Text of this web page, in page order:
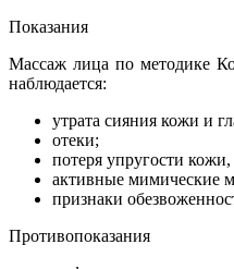
Показания
Массаж лица по методике
наблюдается:
утрата сияния кожи и
отеки;
потеря упругости
активные мимические
признаки
Противопоказания